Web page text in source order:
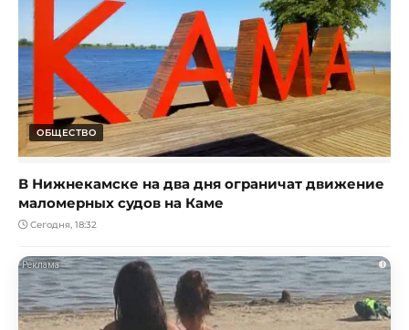
ОБЩЕСТВО
В Нижнекамске на два дня ограничат движение
маломерных судов на Каме
Сегодня, 18:32
i